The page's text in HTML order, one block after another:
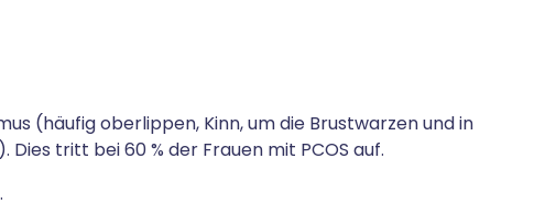
(häufig oberlippen, Kinn, um die Brustwarzen und in
Dies tritt bei 60 % der Frauen mit PCOS auf.